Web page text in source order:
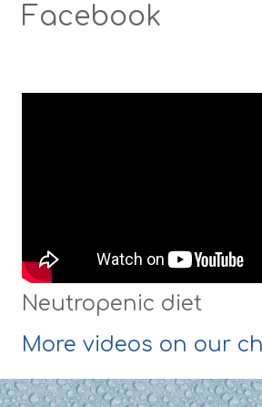
Facebook
Neutropenic diet
More videos on our